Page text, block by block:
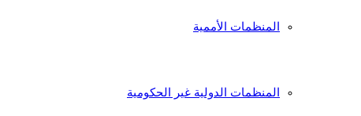
المنظمات الأممية
المنظمات الدولية غير الحكومية